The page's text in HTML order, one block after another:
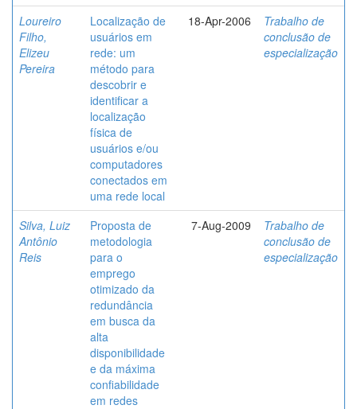
Loureiro
Filho,
Elizeu
Pereira
Localização de
usuários em
rede: um
método para
descobrir e
identificar a
localização
física de
usuários e/ou
computadores
conectados em
uma rede local
18-Apr-2006
Trabalho de
conclusão de
especialização
Silva, Luiz
Antônio
Reis
Proposta de
metodologia
para o
emprego
otimizado da
redundância
em busca da
alta
disponibilidade
e da máxima
confiabilidade
em redes
7-Aug-2009
Trabalho de
conclusão de
especialização